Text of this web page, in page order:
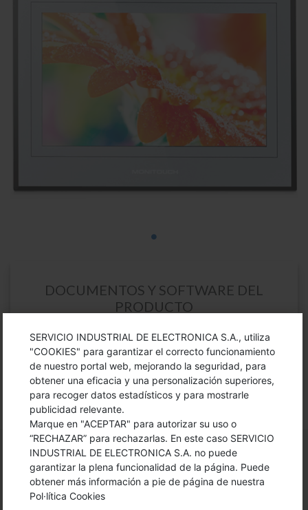
DOCUMENTOS Y SOFTWARE DEL
PRODUCTO
Especificaciones Technoshot
https://youtu.be/CpEyYfGPHM4
SERVICIO INDUSTRIAL DE ELECTRONICA S.A., utiliza
"COOKIES" para garantizar el correcto funcionamiento
de nuestro portal web, mejorando la seguridad, para
obtener una eficacia y una personalización superiores,
para recoger datos estadísticos y para mostrarle
publicidad relevante.
Marque en "ACEPTAR" para autorizar su uso o
“RECHAZAR” para rechazarlas. En este caso SERVICIO
INDUSTRIAL DE ELECTRONICA S.A. no puede
garantizar la plena funcionalidad de la página. Puede
obtener más información a pie de página de nuestra
Pol·lítica Cookies